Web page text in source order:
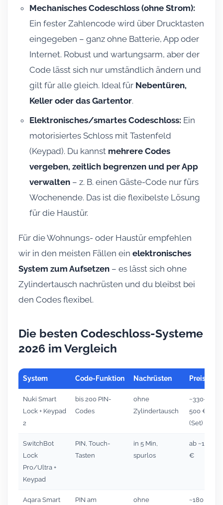
Mechanisches Codeschloss (ohne Strom):
Ein fester Zahlencode wird über Drucktasten
eingegeben – ganz ohne Batterie, App oder
Internet. Robust und wartungsarm, aber der
Code lässt sich nur umständlich ändern und
gilt für alle gleich. Ideal für Nebentüren,
Keller oder das Gartentor.
Elektronisches/smartes Codeschloss: Ein
motorisiertes Schloss mit Tastenfeld
(Keypad). Du kannst mehrere Codes
vergeben, zeitlich begrenzen und per App
verwalten – z. B. einen Gäste-Code nur fürs
Wochenende. Das ist die flexibelste Lösung
für die Haustür.
Für die Wohnungs- oder Haustür empfehlen
wir in den meisten Fällen ein elektronisches
System zum Aufsetzen– es lässt sich ohne
Zylindertausch nachrüsten und du bleibst bei
den Codes flexibel.
Die besten Codeschloss-Systeme
2026 im Vergleich
System Code-Funktion Nachrüsten Preis ca.
Nuki Smart
Lock + Keypad
2
bis 200 PIN-
Codes
ohne
Zylindertausch
~330–
500 €
(Set)
SwitchBot
Lock
Pro/Ultra +
Keypad
PIN, Touch-
Tasten
in 5 Min,
spurlos
ab ~155
€
Aqara Smart PIN am ohne ~180 €